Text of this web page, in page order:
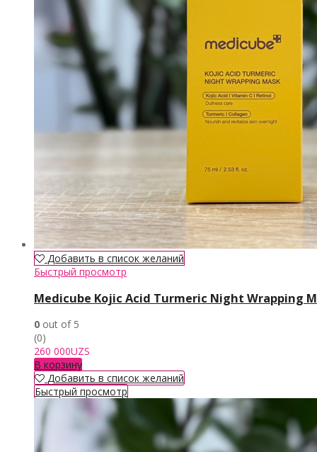
Добавить в список желаний
Быстрый просмотр
Medicube Kojic Acid Turmeric Night Wrapping
0 out of 5
(0)
260 000UZS
В корзину
Добавить в список желаний
Быстрый просмотр